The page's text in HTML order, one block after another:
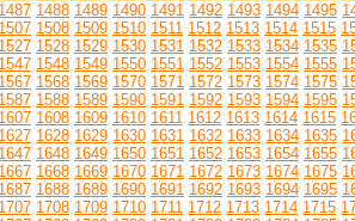
1487 1488 1489 1490 1491 1492 1493 1494 1495
1507 1508 1509 1510 1511 1512 1513 1514 1515
1527 1528 1529 1530 1531 1532 1533 1534 1535
1547 1548 1549 1550 1551 1552 1553 1554 1555
1567 1568 1569 1570 1571 1572 1573 1574 1575
1587 1588 1589 1590 1591 1592 1593 1594 1595
1607 1608 1609 1610 1611 1612 1613 1614 1615
1627 1628 1629 1630 1631 1632 1633 1634 1635
1647 1648 1649 1650 1651 1652 1653 1654 1655
1667 1668 1669 1670 1671 1672 1673 1674 1675
1687 1688 1689 1690 1691 1692 1693 1694 1695
1707 1708 1709 1710 1711 1712 1713 1714 1715